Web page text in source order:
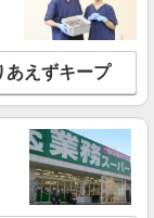
・。○。・゜
を見る
・能力による） ※
規定あり） ゜
+゜ 入社祝い金10
あえずキープ